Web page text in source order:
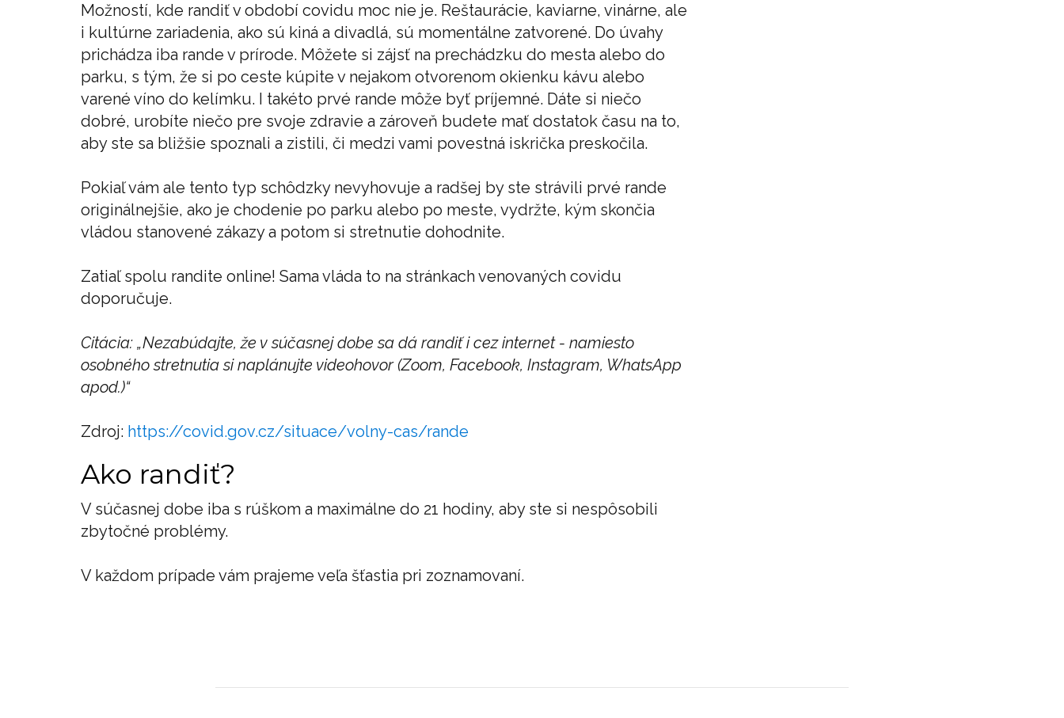
Možností, kde randiť v období covidu moc nie je. Reštaurácie, kaviarne, vinárne, ale
i kultúrne zariadenia, ako sú kiná a divadlá, sú momentálne zatvorené. Do úvahy
prichádza iba rande v prírode. Môžete si zájsť na prechádzku do mesta alebo do
parku, s tým, že si po ceste kúpite v nejakom otvorenom okienku kávu alebo
varené víno do kelímku. I takéto prvé rande môže byť príjemné. Dáte si niečo
dobré, urobíte niečo pre svoje zdravie a zároveň budete mať dostatok času na to,
aby ste sa bližšie spoznali a zistili, či medzi vami povestná iskrička preskočila.
Pokiaľ vám ale tento typ schôdzky nevyhovuje a radšej by ste strávili prvé rande
originálnejšie, ako je chodenie po parku alebo po meste, vydržte, kým skončia
vládou stanovené zákazy a potom si stretnutie dohodnite.
Zatiaľ spolu randite online! Sama vláda to na stránkach venovaných covidu
doporučuje.
Citácia: „Nezabúdajte, že v súčasnej dobe sa dá randiť i cez internet - namiesto
osobného stretnutia si naplánujte videohovor (Zoom, Facebook, Instagram, WhatsApp
apod.)“
Zdroj: https://covid.gov.cz/situace/volny-cas/rande
Ako randiť?
V súčasnej dobe iba s rúškom a maximálne do 21 hodiny, aby ste si nespôsobili
zbytočné problémy.
V každom prípade vám prajeme veľa šťastia pri zoznamovaní.